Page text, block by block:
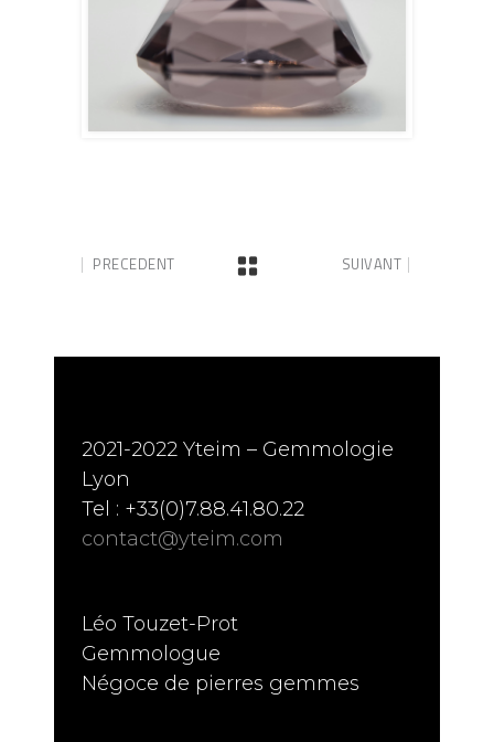
PRECEDENT SUIVANT
2021-2022 Yteim – Gemmologie
Lyon
Tel : +33(0)7.88.41.80.22
contact@yteim.com
Léo Touzet-Prot
Gemmologue
Négoce de pierres gemmes